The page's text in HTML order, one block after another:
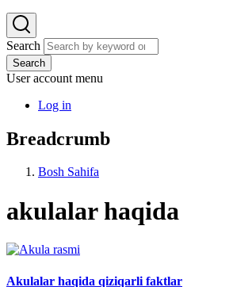
Search
Search
User account menu
Log in
Breadcrumb
Bosh Sahifa
akulalar haqida
Akulalar haqida qiziqarli faktlar